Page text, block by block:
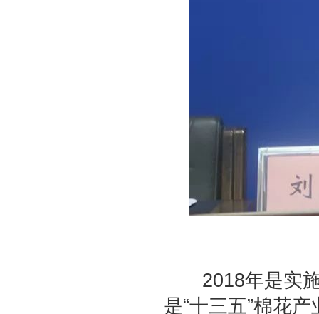
2018年是实施“
是“十三五”棉花